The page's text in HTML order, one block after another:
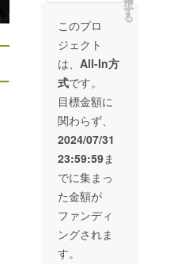
氏名：
西 晃
平 3.酒
類販売
管理研
修受講
年月
日：令
和5年11
月2日 4.
次回研
修の受
講期
限：令
和8年11
月1日 5.
研修実
施団体
名：鹿
した味
楽しめ
る抹茶
をたっ
ぷり使
用した
クラフ
トエー
ルを
10％OF
Fのセッ
ト価格
で販売
いたし
ます！
良質な
お茶を
味わい
つつ、
ン」を
含んだ
TEKITE
KI
ACTIVE
を商品
提供い
たしま
す！良
質なお
茶を味
わいつ
つ、理
想のカ
ラダに
近づく
変化を
体験し
の抹茶
を使用
し、高
品質W
クや美
容成分
を贅沢
に配合
してお
りま
す。そ
して心
身をリ
ラック
スさせ
ると言
われて
けしま
本の伝
統文化
と現代
の栄養
を融合
した茶
乃美プ
ロテイ
鹿児島
の恵ま
れた大
地で
育った
最高級
の抹茶
ての商
品が製
造から
約1年間
（裏面
記載）
保存方
法 ・直
射日
光、高
温多湿
を避け
て保存
してく
ださい
※商品は
一度に
まとめ
美プロ
テイ
ン：
810g(3
0日分)
賞味期
限 ・製
造から
約1年間
（裏面
記載）
保存方
法 ・直
射日
光、高
温多湿
を避け
て保存
してく
択
す
る
このプロ
ジェクト
は、 All-In方
式です。
目標金額に
関わらず、
2024/07/31
23:59:59ま
でに集まっ
た金額が
ファンディ
ングされま
す。